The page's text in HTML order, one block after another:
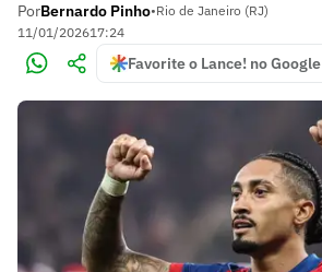
PorBernardo Pinho•Rio de Janeiro (RJ)
11/01/202617:24
Favorite o Lance! no Google